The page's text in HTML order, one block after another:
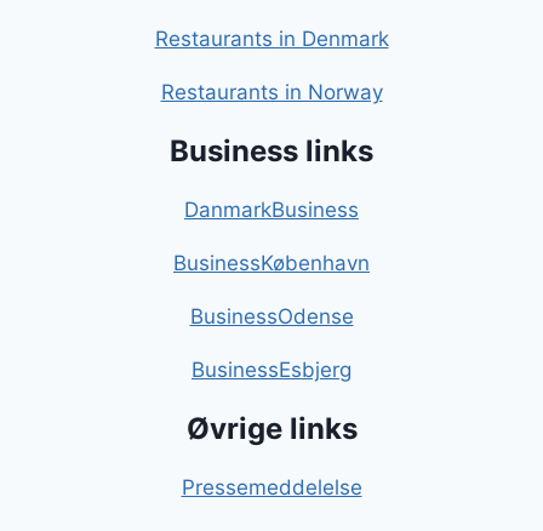
Restaurants in Denmark
Restaurants in Norway
Business links
DanmarkBusiness
BusinessKøbenhavn
BusinessOdense
BusinessEsbjerg
Øvrige links
Pressemeddelelse